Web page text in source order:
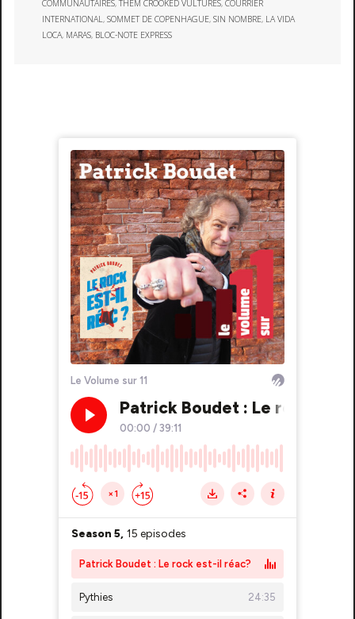
COMMUNAUTAIRES,THEM CROOKED VULTURES,COURRIER
INTERNATIONAL,SOMMET DE COPENHAGUE,SIN NOMBRE, LA VIDA
LOCA, MARAS, BLOC-NOTE EXPRESS